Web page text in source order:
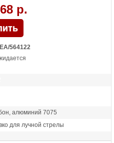
р.
EA/564122
алюминий 7075
для лучной стрелы